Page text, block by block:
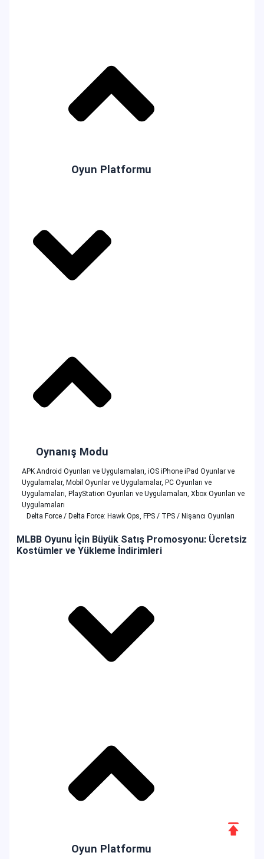
Oyun Platformu
Oynanış Modu
APK Android Oyunları ve Uygulamaları,iOS iPhone iPad Oyunlar ve
Uygulamalar, Mobil Oyunlar ve Uygulamalar, PC Oyunları ve
Uygulamaları, PlayStation Oyunları ve Uygulamaları,Xbox Oyunları ve
Uygulamaları
Delta Force / Delta Force: Hawk Ops, FPS / TPS / Nişancı Oyunları
MLBB Oyunu İçin Büyük Satış Promosyonu: Ücretsiz
Kostümler ve Yükleme İndirimleri
Oyun Platformu
Scroll